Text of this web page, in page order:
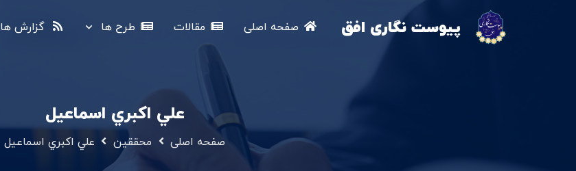
پیوست نگاری افق صفحه اصلی مقالات طرح ها گزارش ها
علي اكبري اسماعيل
صفحه اصلی محققین علي اكبري اسماعيل